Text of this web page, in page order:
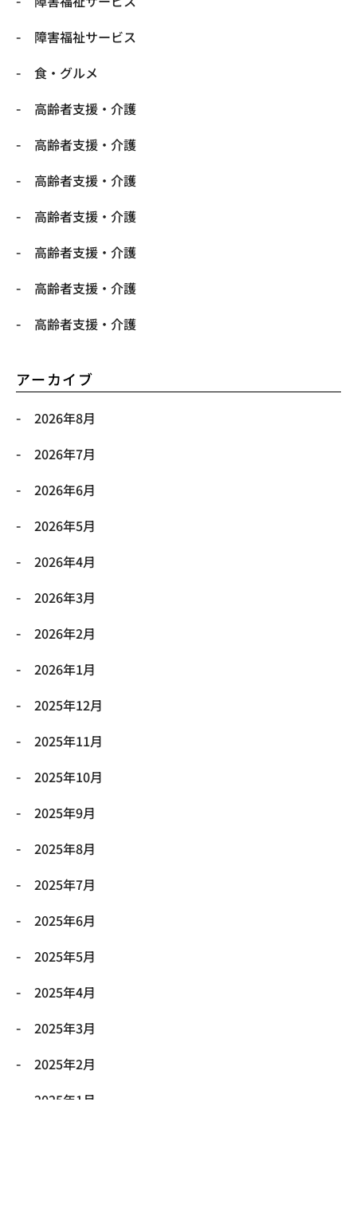
障害福祉サービス
食・グルメ
高齢者支援・介護
高齢者支援・介護
高齢者支援・介護
高齢者支援・介護
高齢者支援・介護
高齢者支援・介護
高齢者支援・介護
アーカイブ
2026年8月
2026年7月
2026年6月
2026年5月
2026年4月
2026年3月
2026年2月
2026年1月
2025年12月
2025年11月
2025年10月
2025年9月
2025年8月
2025年7月
2025年6月
2025年5月
2025年4月
2025年3月
2025年2月
2025年1月